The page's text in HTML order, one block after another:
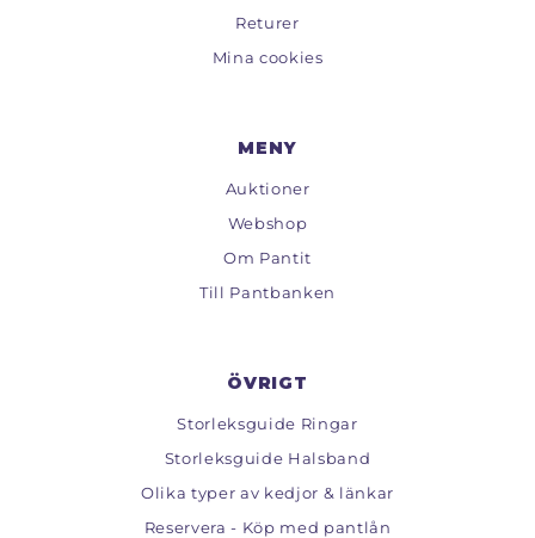
Returer
Mina cookies
MENY
Auktioner
Webshop
Om Pantit
Till Pantbanken
ÖVRIGT
Storleksguide Ringar
Storleksguide Halsband
Olika typer av kedjor & länkar
Reservera - Köp med pantlån